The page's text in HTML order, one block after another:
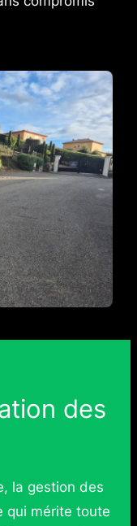
des
la gestion des
qui mérite toute